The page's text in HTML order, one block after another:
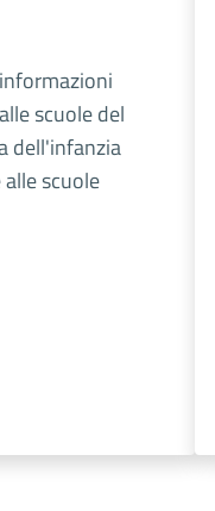
scuole del
dell'infanzia
scuole